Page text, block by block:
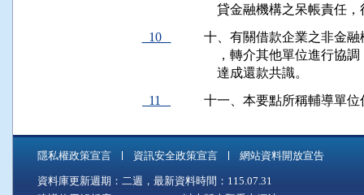
貸金融機構之呆帳責任
10
十、有關借款企業之非金
，轉介其他單位進行協
    達成還款共識。
11
十一、本要點所稱輔導單
隱私權政策宣言 資訊安全政策宣言 網站資料開放宣告
資料庫更新週期：二週，最新資料時間：115.07.31